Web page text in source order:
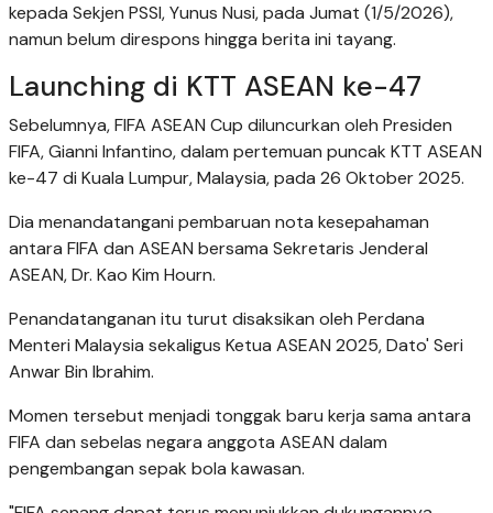
kepada Sekjen PSSI, Yunus Nusi, pada Jumat (1/5/2026),
namun belum direspons hingga berita ini tayang.
Launching di KTT ASEAN ke-47
Sebelumnya, FIFA ASEAN Cup diluncurkan oleh Presiden
FIFA, Gianni Infantino, dalam pertemuan puncak KTT ASEAN
ke-47 di Kuala Lumpur, Malaysia, pada 26 Oktober 2025.
Dia menandatangani pembaruan nota kesepahaman
antara FIFA dan ASEAN bersama Sekretaris Jenderal
ASEAN, Dr. Kao Kim Hourn.
Penandatanganan itu turut disaksikan oleh Perdana
Menteri Malaysia sekaligus Ketua ASEAN 2025, Dato' Seri
Anwar Bin Ibrahim.
Momen tersebut menjadi tonggak baru kerja sama antara
FIFA dan sebelas negara anggota ASEAN dalam
pengembangan sepak bola kawasan.